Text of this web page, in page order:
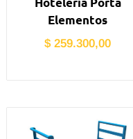
Elementos
$259.300,00